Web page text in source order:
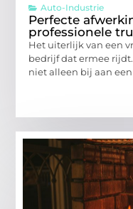
Auto-Industrie
Perfecte
professionele
Het uiterlijk van een
bedrijf dat ermee
niet alleen bij aan